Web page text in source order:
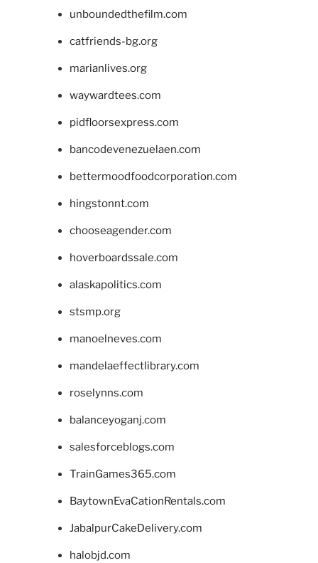
unboundedthefilm.com
catfriends-bg.org
marianlives.org
waywardtees.com
pidfloorsexpress.com
bancodevenezuelaen.com
bettermoodfoodcorporation.com
hingstonnt.com
chooseagender.com
hoverboardssale.com
alaskapolitics.com
stsmp.org
manoelneves.com
mandelaeffectlibrary.com
roselynns.com
balanceyoganj.com
salesforceblogs.com
TrainGames365.com
BaytownEvaCationRentals.com
JabalpurCakeDelivery.com
halobjd.com